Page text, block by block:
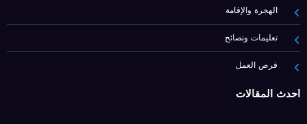
الهجرة والإقامة
تعليمات ونصائح
فرص العمل
أحدث المقالات